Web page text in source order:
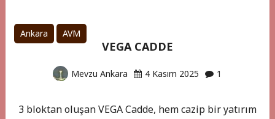
Ankara AVM
VEGA CADDE
Mevzu Ankara 4 Kasım 2025 1
3 bloktan oluşan VEGA Cadde, hem cazip bir yatırım